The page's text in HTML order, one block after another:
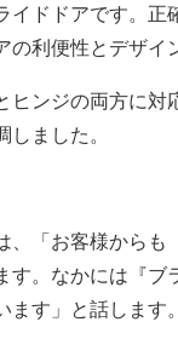
ドドアです。正
の利便性とデザイ
ンジの両方に対
ました。
「お客様からも
す。なかには『
す」と話します。